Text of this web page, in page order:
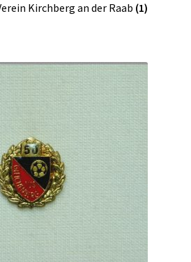
Kirchberg an der Raab (1)